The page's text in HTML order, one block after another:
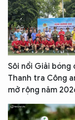
Sôi nổi Giải bóng
Thanh tra Công
mở rộng năm